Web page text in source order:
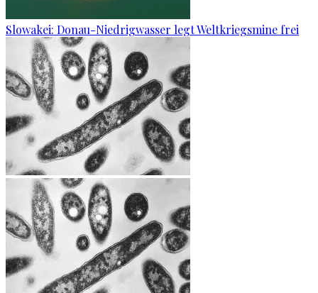
Slowakei: Donau-Niedrigwasser legt Weltkriegsmine frei